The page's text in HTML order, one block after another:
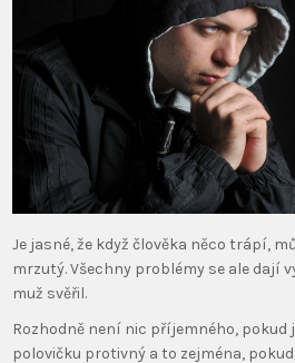
Je jasné, že když člověka něco trápí,
mrzutý. Všechny problémy se ale dají
muž svěřil.
Rozhodně není nic příjemného, pokud
polovičku protivný a to zejména,